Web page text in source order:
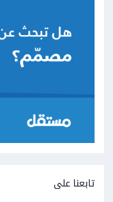
تابعنا على